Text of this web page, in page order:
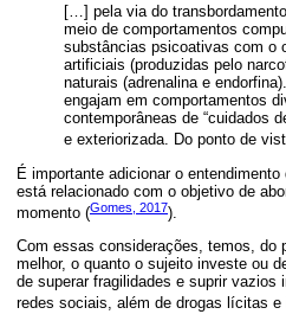
[…] pela via do
meio de comportamentos
substâncias psicoativas com o
artificiais (produzidas pelo
naturais (adrenalina e
engajam em comportamentos
contemporâneas de “cuidados
e exteriorizada. Do ponto de
É importante adicionar o
está relacionado com o objetivo de
momento (Gomes, 2017).
Com essas considerações, temos, do
melhor, o quanto o sujeito investe ou
de superar fragilidades e suprir
redes sociais, além de drogas lícitas